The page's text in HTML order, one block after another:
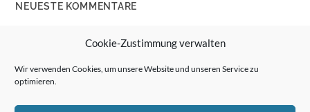
Cookie-Zustimmung verwalten
Wir verwenden Cookies, um unsere Website und unseren Service zu
optimieren.
NEUESTE KOMMENTARE
Wolff von Rechenberg